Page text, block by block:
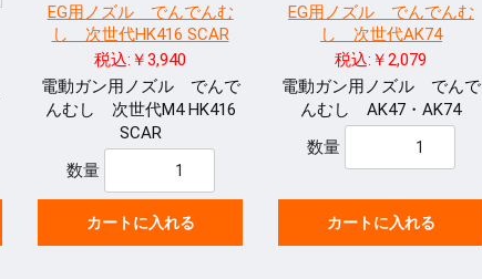
EG用ノズル でんでんむ
し 次世代HK416 SCAR
税込:￥3,940
電動ガン用ノズル でんで
んむし 次世代M4 HK416
SCAR
数量
カートに入れる
EG用ノズル でんでんむ
し 次世代AK74
税込:￥2,079
電動ガン用ノズル でんで
んむし AK47・AK74
数量
カートに入れる